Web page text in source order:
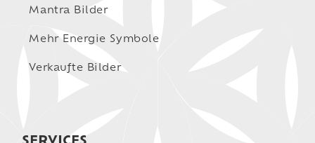
Mantra Bilder
Mehr Energie Symbole
Verkaufte Bilder